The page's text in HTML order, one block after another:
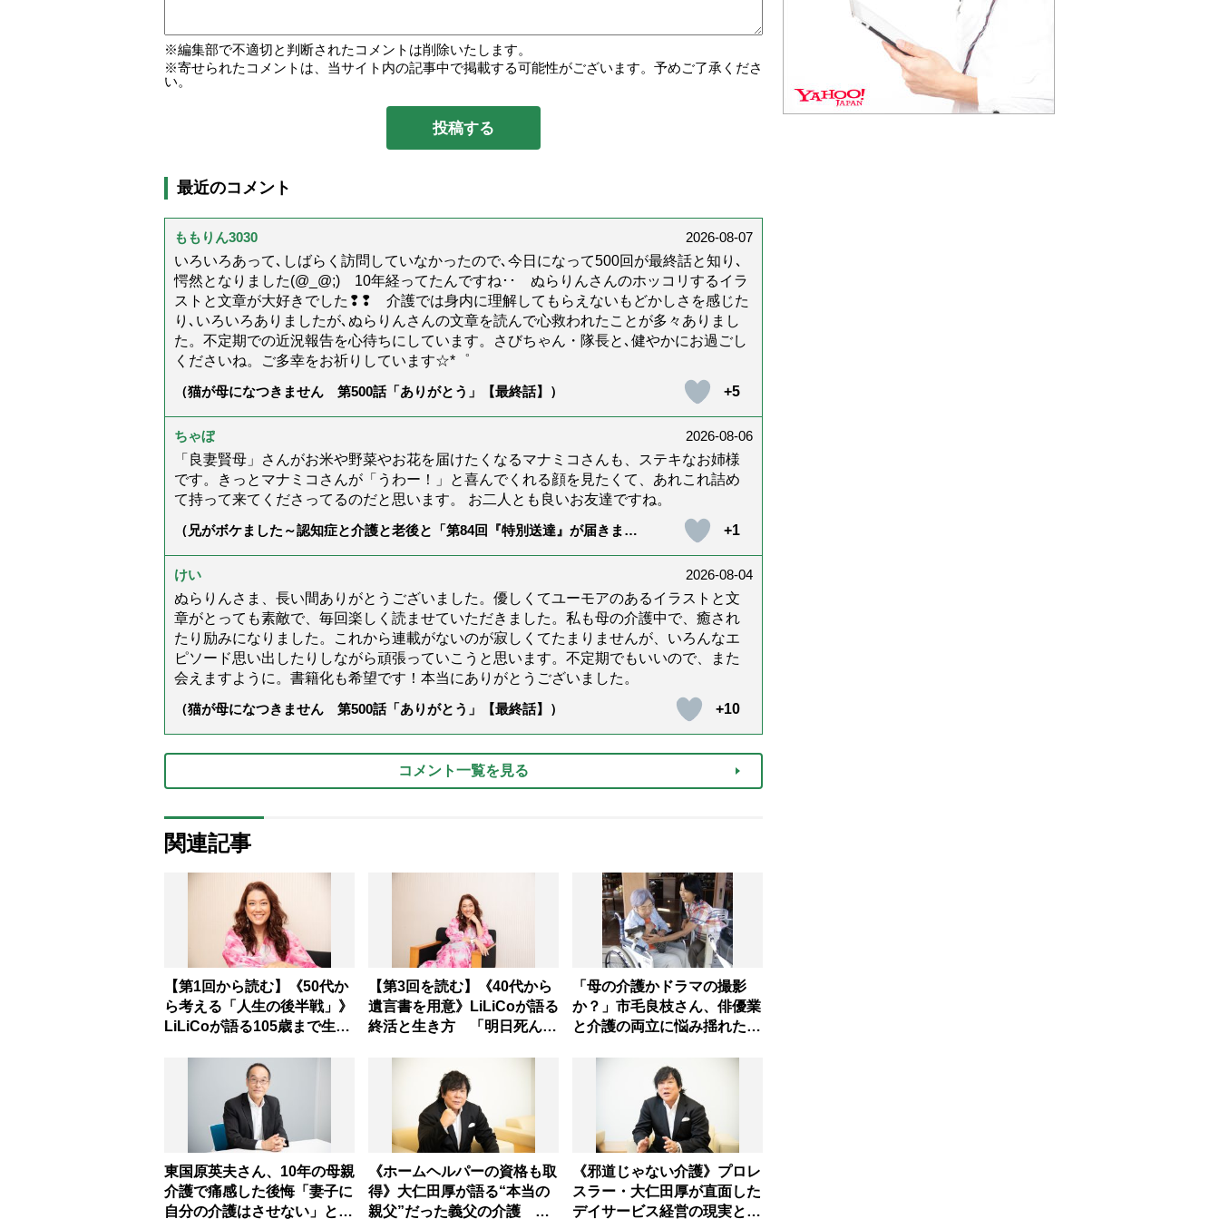
編集部で不適切と判断されたコメントは削除いたします。
寄せられたコメントは、当サイト内の記事中で掲載する可能性がございます。予めご了承くださ
い。
最近のコメント
ももりん3030
2026-08-07
いろいろあって､しばらく訪問していなかったので､今日になって500回が最終話と知り､
愕然となりました(@_@;) 10年経ってたんですね･･ ぬらりんさんのホッコリするイラ
ストと文章が大好きでした❢❢ 介護では身内に理解してもらえないもどかしさを感じた
り､いろいろありましたが､ぬらりんさんの文章を読んで心救われたことが多々ありまし
た。不定期での近況報告を心待ちにしています。さびちゃん・隊長と､健やかにお過ごし
くださいね。ご多幸をお祈りしています☆*゜
（猫が母になつきません 第500話「ありがとう」【最終話】）
+5
ちゃぼ
2026-08-06
「良妻賢母」さんがお米や野菜やお花を届けたくなるマナミコさんも、ステキなお姉様
です。きっとマナミコさんが「うわー！」と喜んでくれる顔を見たくて、あれこれ詰め
て持って来てくださってるのだと思います。 お二人とも良いお友達ですね。
（兄がボケました～認知症と介護と老後と「第84回『特別送達』が届きまし
+1
けい
2026-08-04
ぬらりんさま、長い間ありがとうございました。優しくてユーモアのあるイラストと文
章がとっても素敵で、毎回楽しく読ませていただきました。私も母の介護中で、癒され
たり励みになりました。これから連載がないのが寂しくてたまりませんが、いろんなエ
ピソード思い出したりしながら頑張っていこうと思います。不定期でもいいので、また
会えますように。書籍化も希望です！本当にありがとうございました。
（猫が母になつきません 第500話「ありがとう」【最終話】）
+10
コメント一覧を見る
関連記事
【第1回から読む】《50代か
ら考える「人生の後半戦」》
LiLiCoが語る105歳まで生き
ギュラーを持つ夫とは“縛ら
れない関係” 北海道に購入
した家で「いつか縁側で夫婦
の会話を楽しみたい」
【第3回を読む】《40代から
遺言書を用意》LiLiCoが語る
終活と生き方 「明日死んだ
う ウガンダとネパールに学
「母の介護かドラマの撮影
か？」市毛良枝さん、俳優業
と介護の両立に悩み揺れた苦
東国原英夫さん、10年の母親
介護で痛感した後悔「妻子に
自分の介護はさせない」と終
《ホームヘルパーの資格も取
得》大仁田厚が語る“本当の
親父”だった義父の介護
《邪道じゃない介護》プロレ
スラー・大仁田厚が直面した
デイサービス経営の現実と介